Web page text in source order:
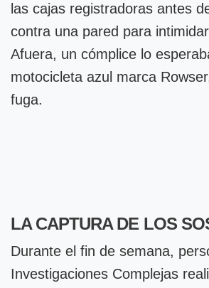
las cajas registradoras antes
contra una pared para
Afuera, un cómplice lo
motocicleta azul marca
fuga.
LA CAPTURA DE LOS
Durante el fin de semana,
Investigaciones Complejas